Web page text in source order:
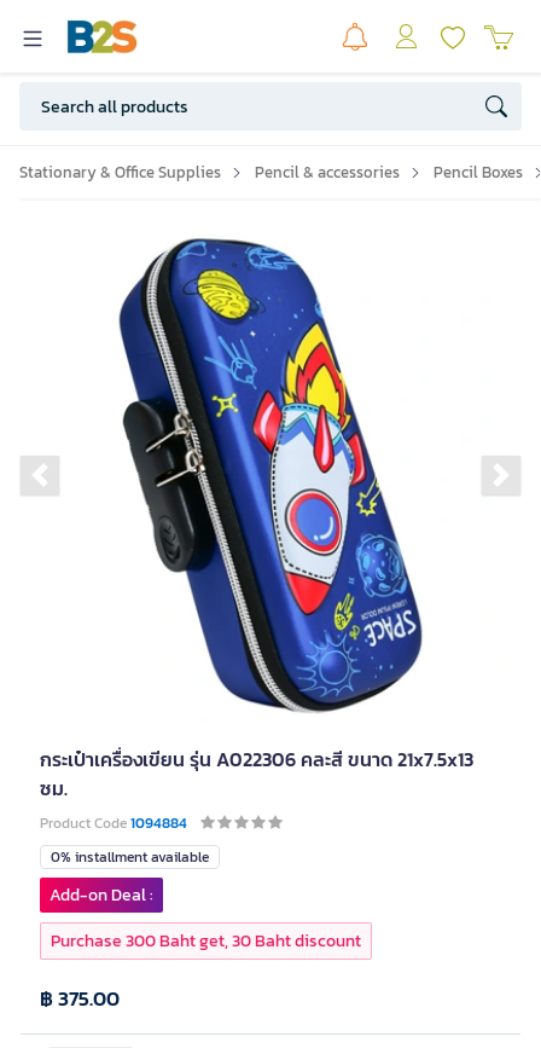
Stationary & Office Supplies Pencil & accessories Pencil Boxes
Previous slide
กระเป๋าเครื่องเขียน รุ่น A022306 คละสี ขนาด 21x7.5x13
ซม.
Product Code1094884
0% installment available
฿ 375.00
Add-on Deal :
Purchase 300 Baht get, 30 Baht discount